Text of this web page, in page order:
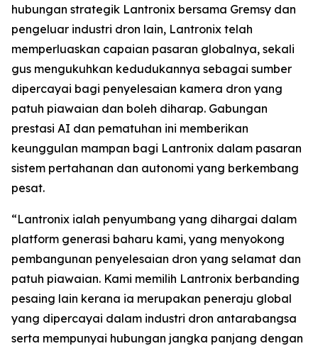
hubungan strategik Lantronix bersama Gremsy dan
pengeluar industri dron lain, Lantronix telah
memperluaskan capaian pasaran globalnya, sekali
gus mengukuhkan kedudukannya sebagai sumber
dipercayai bagi penyelesaian kamera dron yang
patuh piawaian dan boleh diharap. Gabungan
prestasi AI dan pematuhan ini memberikan
keunggulan mampan bagi Lantronix dalam pasaran
sistem pertahanan dan autonomi yang berkembang
pesat.
“Lantronix ialah penyumbang yang dihargai dalam
platform generasi baharu kami, yang menyokong
pembangunan penyelesaian dron yang selamat dan
patuh piawaian. Kami memilih Lantronix berbanding
pesaing lain kerana ia merupakan peneraju global
yang dipercayai dalam industri dron antarabangsa
serta mempunyai hubungan jangka panjang dengan